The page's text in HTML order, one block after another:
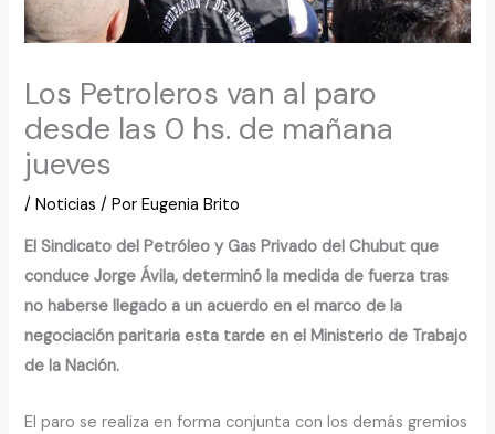
Los Petroleros van al paro
desde las 0 hs. de mañana
jueves
/Noticias / PorEugenia Brito
El Sindicato del Petróleo y Gas Privado del Chubut que
conduce Jorge Ávila, determinó la medida de fuerza tras
no haberse llegado a un acuerdo en el marco de la
negociación paritaria esta tarde en el Ministerio de Trabajo
de la Nación.
El paro se realiza en forma conjunta con los demás gremios